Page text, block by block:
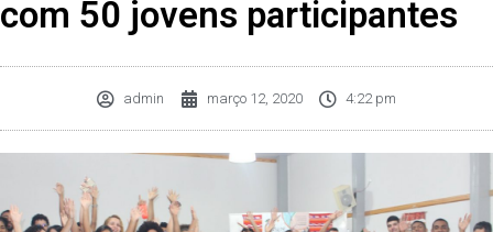
com 50 jovens participantes
admin março 12, 2020 4:22 pm